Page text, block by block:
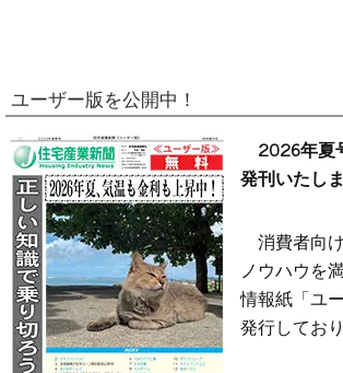
ユーザー版を公開中！
2026年夏
発刊いたし
消費者向
ノウハウを
情報紙「ユ
発行しており